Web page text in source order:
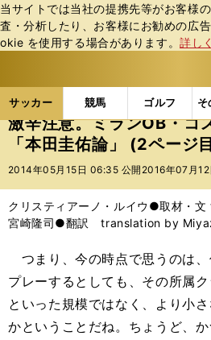
当サイトでは当社の提携先等がお客様
査・分析したり、お客様にお勧めの広
okie を使⽤する場合があります。詳し
サッカー 競馬 ゴルフ そ
ス
ポ
ル
バ
サッカーの記事一覧 海外
激辛注意。ミランOB・コ
「本田圭佑論」 (2ページ
2014年05月15日 06:35 公開 2016年07月
クリスティアーノ・ルイウ●取材・
宮崎隆司●翻訳 translation by
つまり、今の時点で思うのは
プレーするとしても、その所属
といった規模ではなく、より小
かということだね。ちょうど、